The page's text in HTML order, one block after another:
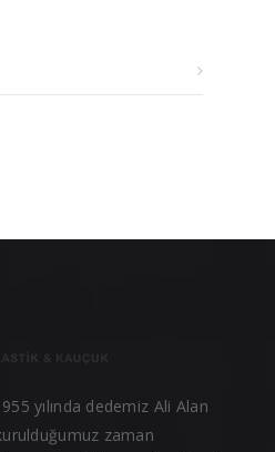
yılında dedemiz Ali Alan
zaman